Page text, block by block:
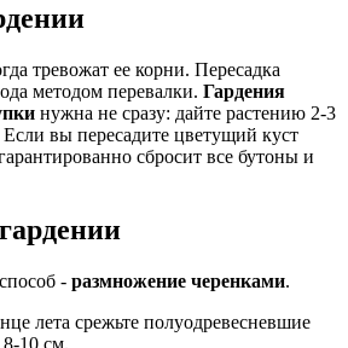
тревожат ее корни. Пересадка
методом перевалки. Гардения
нужна не сразу: дайте растению 2-3
вы пересадите цветущий куст
сбросит все бутоны и
- размножение черенками.
лета срежьте полуодревесневшие
10 см.